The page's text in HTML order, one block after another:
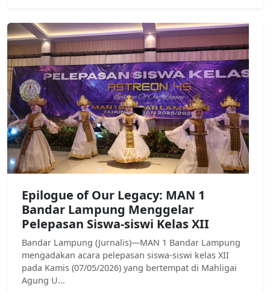
Epilogue of Our Legacy: MAN 1
Bandar Lampung Menggelar
Pelepasan Siswa-siswi Kelas XII
Bandar Lampung (Jurnalis)—MAN 1 Bandar Lampung
mengadakan acara pelepasan siswa-siswi kelas XII
pada Kamis (07/05/2026) yang bertempat di Mahligai
Agung U...